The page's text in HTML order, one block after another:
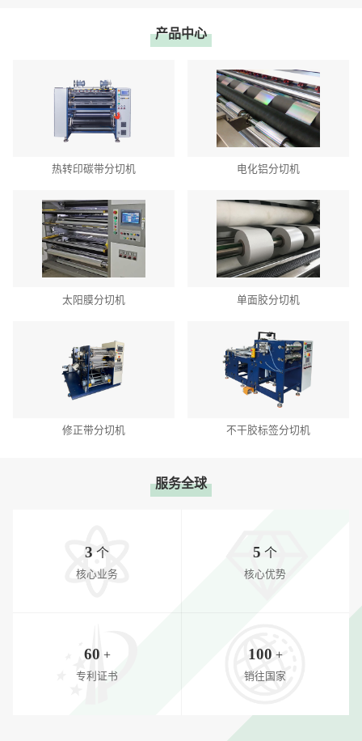
产品中心
热转印碳带分切机 电化铝分切机
太阳膜分切机 单面胶分切机
修正带分切机 不干胶标签分切机
服务全球
3 个
核心业务
5 个
核心优势
60 +
专利证书
100 +
销往国家